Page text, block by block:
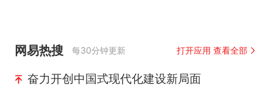
网易热搜 每30分钟更新 打开应用 查看全部
奋力开创中国式现代化建设新局面